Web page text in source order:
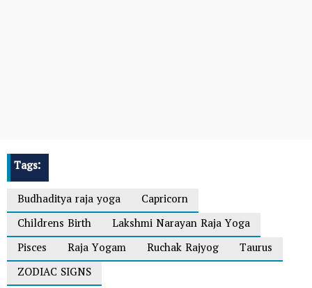
Tags:
Budhaditya raja yoga
Capricorn
Childrens Birth
Lakshmi Narayan Raja Yoga
Pisces
Raja Yogam Ruchak Rajyog
Taurus
ZODIAC SIGNS